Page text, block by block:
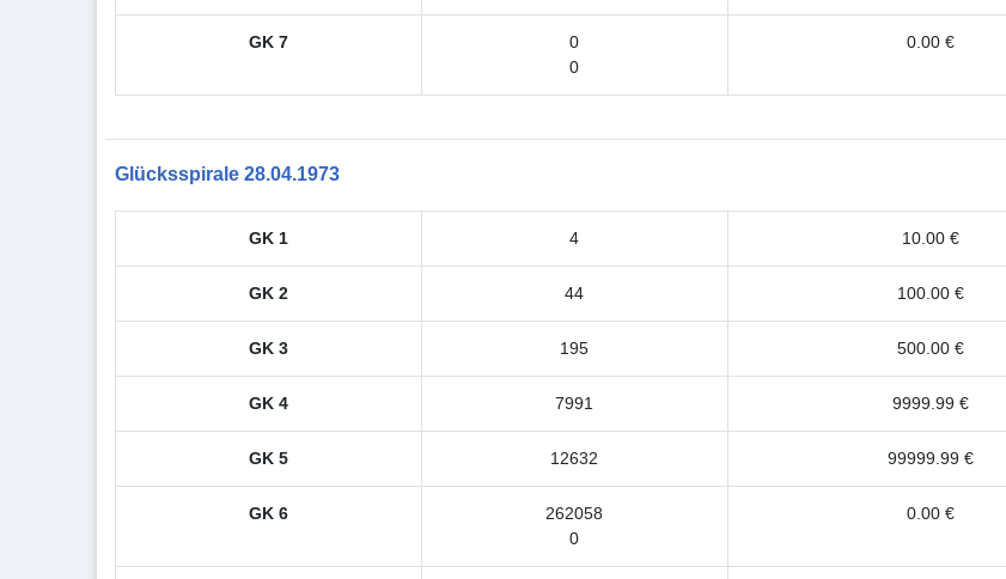
GK 7
0
0
0.00 €
Glücksspirale 28.04.1973
GK 1 4 10.00 €
GK 2 44 100.00 €
GK 3 195 500.00 €
GK 4 7991 9999.99 €
GK 5 12632 99999.99 €
GK 6
262058
0
0.00 €